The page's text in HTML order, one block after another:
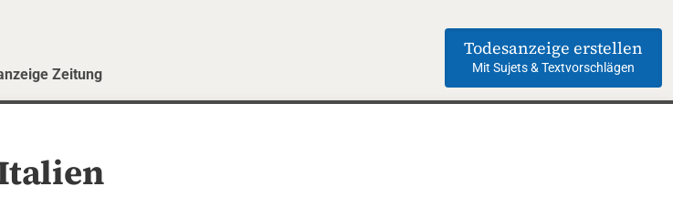
Zeitung
Todesanzeige erstellen
Mit Sujets & Textvorschlägen